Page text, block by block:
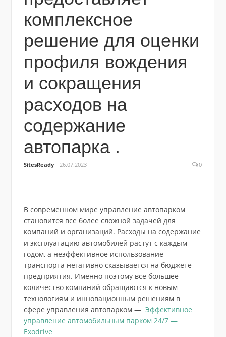
комплексное
решение для оценки
профиля вождения
и сокращения
расходов на
содержание
автопарка .
SitesReady 26.07.2023 0
В современном мире управление автопарком
становится все более сложной задачей для
компаний и организаций. Расходы на содержание
и эксплуатацию автомобилей растут с каждым
годом, а неэффективное использование
транспорта негативно сказывается на бюджете
предприятия. Именно поэтому все большее
количество компаний обращаются к новым
технологиям и инновационным решениям в
сфере управления автопарком — Эффективное
управление автомобильным парком 24/7 —
Exodrive